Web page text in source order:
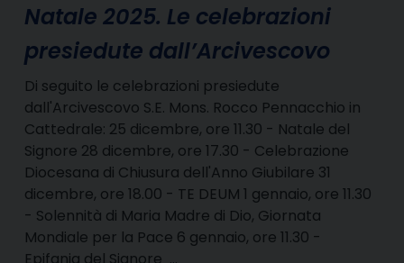
Natale 2025. Le celebrazioni
presiedute dall’Arcivescovo
Di seguito le celebrazioni presiedute
dall'Arcivescovo S.E. Mons. Rocco Pennacchio in
Cattedrale: 25 dicembre, ore 11.30 - Natale del
Signore 28 dicembre, ore 17.30 - Celebrazione
Diocesana di Chiusura dell'Anno Giubilare 31
dicembre, ore 18.00 - TE DEUM 1 gennaio, ore 11.30
- Solennità di Maria Madre di Dio, Giornata
Mondiale per la Pace 6 gennaio, ore 11.30 -
Epifania del Signore …